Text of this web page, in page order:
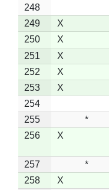
248
249
X
250
X
251
X
252
X
253
X
254
255
*
256
X
257
*
258
X